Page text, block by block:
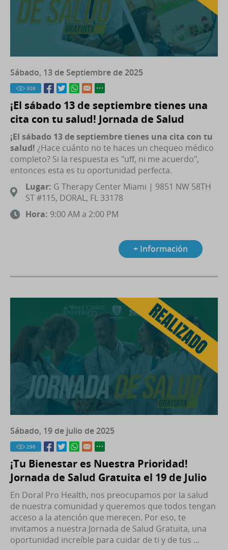
Sábado, 13 de Septiembre de 2025
309
¡El sábado 13 de septiembre tienes una
cita con tu salud! Jornada de Salud
¡El sábado 13 de septiembre tienes una cita con tu
salud! ¿Hace cuánto no te haces un chequeo médico
completo? Si la respuesta es "uff, ni me acuerdo",
entonces esta es tu oportunidad perfecta.
Lugar: G Therapy Center Miami | 9851 NW 58TH
ST #115, DORAL, FL 33178
Hora: 9:00 AM a 2:00 PM
+ Información
Sábado, 19 de julio de 2025
296
¡Tu Bienestar es Nuestra Prioridad!
Jornada de Salud Gratuita el 19 de Julio
En Doral Pro Health, nos preocupamos por la salud
de nuestra comunidad y queremos que todos tengan
acceso a la atención que merecen. Por eso, te
invitamos a nuestra Jornada de Salud Gratuita, una
oportunidad increíble para cuidar de ti y de tus ...